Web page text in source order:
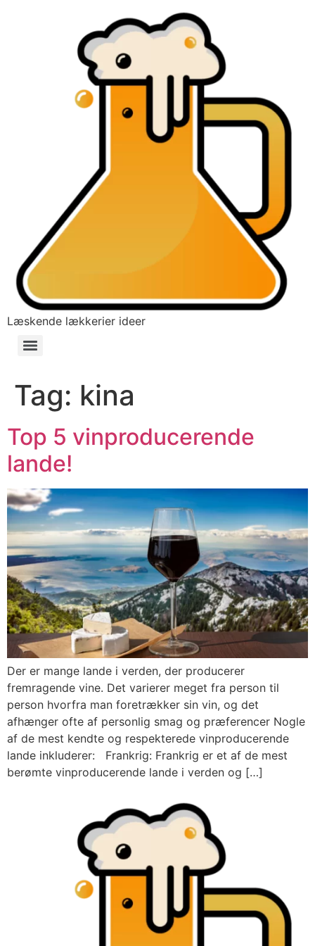
Læskende lækkerier ideer
Tag: kina
Top 5 vinproducerende
lande!
Der er mange lande i verden, der producerer
fremragende vine. Det varierer meget fra person til
person hvorfra man foretrækker sin vin, og det
afhænger ofte af personlig smag og præferencer Nogle
af de mest kendte og respekterede vinproducerende
lande inkluderer: Frankrig: Frankrig er et af de mest
berømte vinproducerende lande i verden og […]